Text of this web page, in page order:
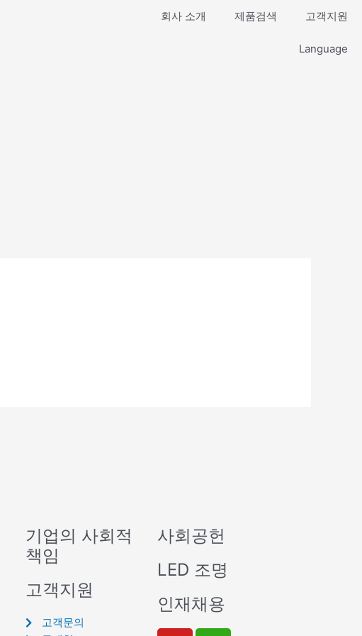
회사 소개 제품검색 고객지원
Language
기업의 사회적
책임
고객지원
고객문의
사회공헌
LED 조명
인재채용